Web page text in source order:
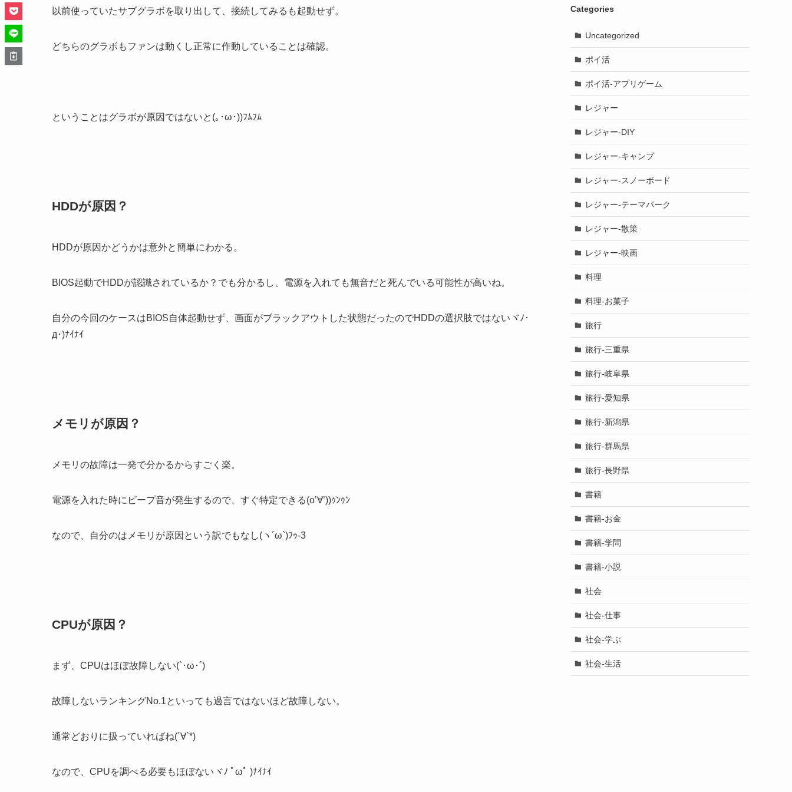
以前使っていたサブグラボを取り出して、接続してみるも起動せず。
どちらのグラボもファンは動くし正常に作動していることは確認。
ということはグラボが原因ではないと(｡･ω･))ﾌﾑﾌﾑ
HDDが原因？
HDDが原因かどうかは意外と簡単にわかる。
BIOS起動でHDDが認識されているか？でも分かるし、電源を入れても無音だと死んでいる可能性が高いね。
自分の今回のケースはBIOS自体起動せず、画面がブラックアウトした状態だったのでHDDの選択肢ではないヾﾉ･
д･)ﾅｲﾅｲ
メモリが原因？
メモリの故障は一発で分かるからすごく楽。
電源を入れた時にビープ音が発生するので、すぐ特定できる(o’∀’))ｩﾝｩﾝ
なので、自分のはメモリが原因という訳でもなし(ヽ´ω`)ﾌｩ-3
CPUが原因？
まず、CPUはほぼ故障しない(`･ω･´)
故障しないランキングNo.1といっても過言ではないほど故障しない。
通常どおりに扱っていればね(´∀`*)
なので、CPUを調べる必要もほぼないヾﾉ ﾟωﾟ )ﾅｲﾅｲ
Categories
Uncategorized
ポイ活
ポイ活-アプリゲーム
レジャー
レジャー-DIY
レジャー-キャンプ
レジャー-スノーボード
レジャー-テーマパーク
レジャー-散策
レジャー-映画
料理
料理-お菓子
旅行
旅行-三重県
旅行-岐阜県
旅行-愛知県
旅行-新潟県
旅行-群馬県
旅行-長野県
書籍
書籍-お金
書籍-学問
書籍-小説
社会
社会-仕事
社会-学ぶ
社会-生活